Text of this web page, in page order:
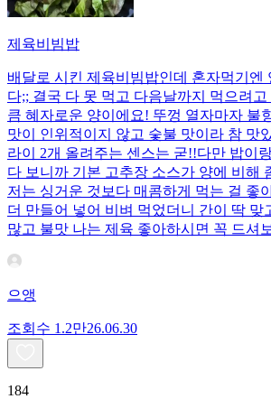
제육비빔밥
배달로 시킨 제육비빔밥인데 혼자먹기엔
다;; 결국 다 못 먹고 다음날까지 먹으려
큼 혜자로운 양이에요! 뚜껑 열자마자 불
맛이 인위적이지 않고 숯불 맛이라 참 맛
라이 2개 올려주는 센스는 굳!! ​다만 밥이
다 보니까 기본 고추장 소스가 양에 비해
저는 싱거운 것보다 매콤하게 먹는 걸 좋
더 만들어 넣어 비벼 먹었더니 간이 딱 맞
많고 불맛 나는 제육 좋아하시면 꼭 드셔
으앵
조회수 1.2만26.06.30
184